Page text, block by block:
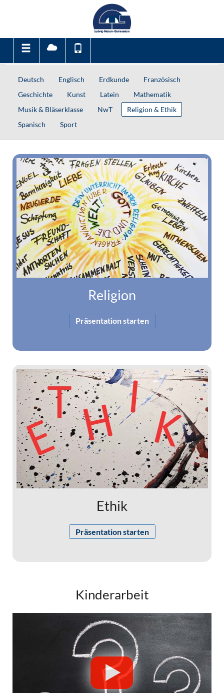
Deutsch Englisch Erdkunde
Französisch
Geschichte
Kunst Latein
Mathematik
Musik & Bläserklasse
NwT
Religion & Ethik
Spanisch
Sport
Religion
Präsentation starten
Ethik
Präsentation starten
Kinderarbeit